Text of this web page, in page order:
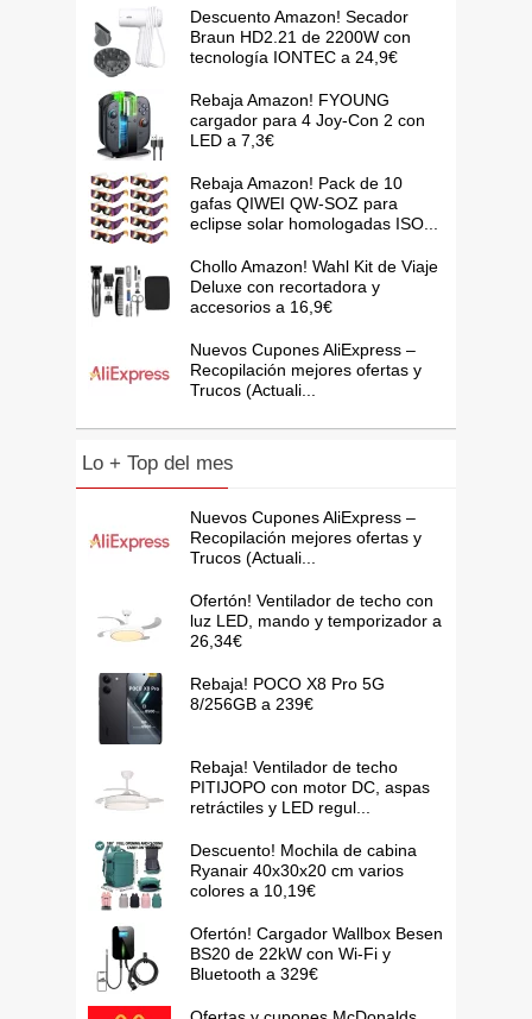
Descuento Amazon! Secador
Braun HD2.21 de 2200W con
tecnología IONTEC a 24,9€
Rebaja Amazon! FYOUNG
cargador para 4 Joy-Con 2 con
LED a 7,3€
Rebaja Amazon! Pack de 10
gafas QIWEI QW-SOZ para
eclipse solar homologadas ISO...
Chollo Amazon! Wahl Kit de Viaje
Deluxe con recortadora y
accesorios a 16,9€
Nuevos Cupones AliExpress –
Recopilación mejores ofertas y
Trucos (Actuali...
Lo + Top del mes
Nuevos Cupones AliExpress –
Recopilación mejores ofertas y
Trucos (Actuali...
Ofertón! Ventilador de techo con
luz LED, mando y temporizador a
26,34€
Rebaja! POCO X8 Pro 5G
8/256GB a 239€
Rebaja! Ventilador de techo
PITIJOPO con motor DC, aspas
retráctiles y LED regul...
Descuento! Mochila de cabina
Ryanair 40x30x20 cm varios
colores a 10,19€
Ofertón! Cargador Wallbox Besen
BS20 de 22kW con Wi-Fi y
Bluetooth a 329€